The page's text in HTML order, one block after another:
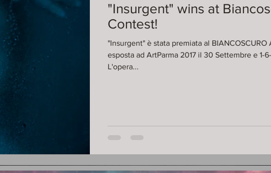
"Insurgent" wins at
Contest!
"Insurgent" è stata premiata al BIANCOSCURO
esposta ad ArtParma 2017 il 30 Settembre e 1-
L'opera...